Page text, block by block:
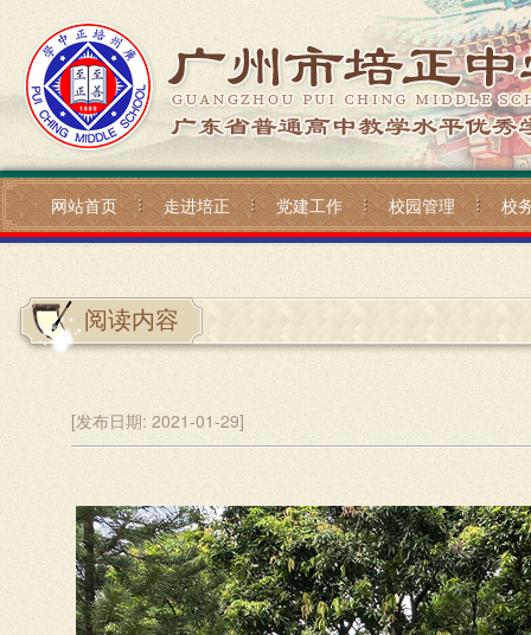
网站首页 走进培正 党建工作 校园管理 校
阅读内容
[发布日期: 2021-01-29]